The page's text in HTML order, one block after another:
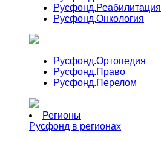
Русфонд.Реабилитация
Русфонд.Онкология
Русфонд.Ортопедия
Русфонд.Право
Русфонд.Перелом
Регионы
Русфонд в регионах